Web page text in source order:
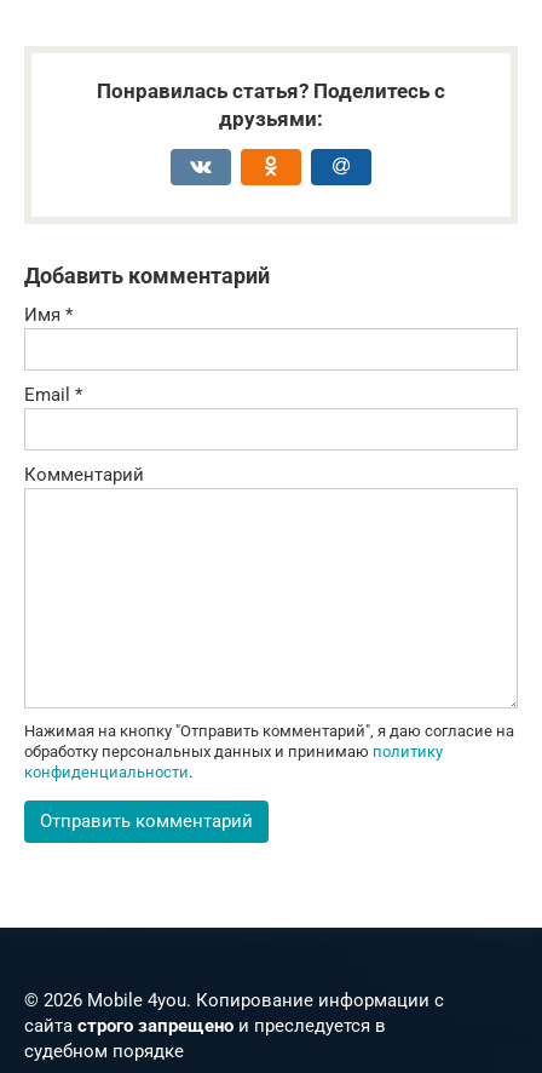
Понравилась статья? Поделитесь с
друзьями:
Добавить комментарий
Имя *
Email *
Комментарий
Нажимая на кнопку "Отправить комментарий", я даю согласие на
обработку персональных данных и принимаю политику
конфиденциальности.
© 2026 Mobile 4you. Копирование информации с
сайта строго запрещено и преследуется в
судебном порядке